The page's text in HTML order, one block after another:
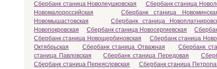
Сбербанк станица Новолеушковская
Сбербанк станица
Новомалороссийская
Сбербанк станица
Новомышастовская
Сбербанк станица
Новопокровская
Сбербанк станица Новосергиевская
Сбербанк станица Новощербиновская
Сбербанк станица
Октябрьская
Сбербанк станица Отважная
Сбербанк
станица Павловская
Сбербанк станица Передовая
Сбербанк станица Переясловская
Сбербанк станица